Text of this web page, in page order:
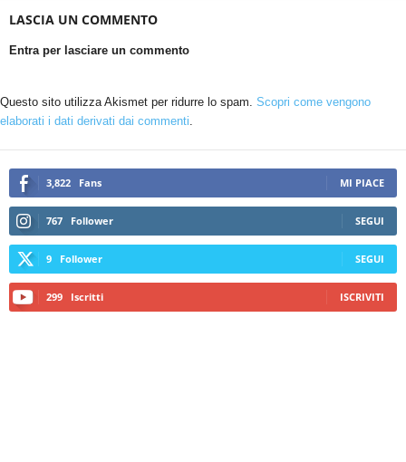
LASCIA UN COMMENTO
Entra per lasciare un commento
Questo sito utilizza Akismet per ridurre lo spam. Scopri come vengono
elaborati i dati derivati dai commenti
3,822 Fans MI PIACE
767 Follower SEGUI
9 Follower SEGUI
299 Iscritti ISCRIVITI